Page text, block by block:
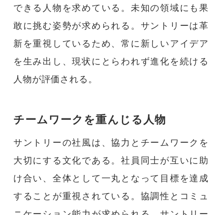
できる人物を求めている。未知の領域にも果
敢に挑む姿勢が求められる。サントリーは革
新を重視しているため、常に新しいアイデア
を生み出し、現状にとらわれず進化を続ける
人物が評価される。
チームワークを重んじる人物
サントリーの社風は、協力とチームワークを
大切にする文化である。社員同士が互いに助
け合い、全体として一丸となって目標を達成
することが重視されている。協調性とコミュ